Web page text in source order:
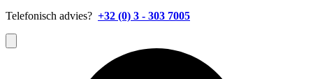
Telefonisch advies? +32 (0) 3 - 303 7005